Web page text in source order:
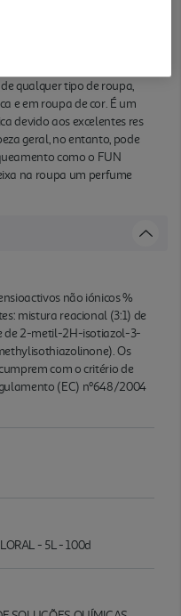
qualquer tipo de roupa,
e em roupa de cor. É um
devido aos excelentes res
geral, no entanto, pode
como o FUN
na roupa um perfume
não iónicos %
mistura reacional (3:1) de
2-metil-2H-isotiazol-3-
Os
com o critério de
(EC) nº648/2004
- 5L - 100d